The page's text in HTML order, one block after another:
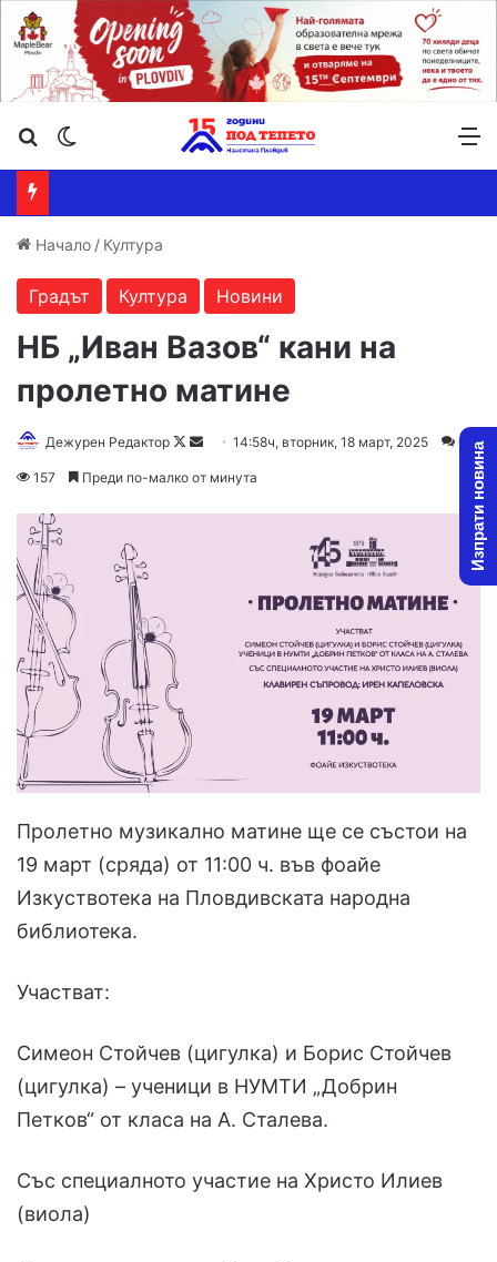
Търсене ...
Начало / Култура
Градът Култура Новини
НБ „Иван Вазов“ кани на
пролетно матине
Дежурен Редактор
Follow
Send14:58ч, вторник, 18 март, 2025 0
157 Преди по-малко от минута
Пролетно музикално матине ще се състои на
19 март (сряда) от 11:00 ч. във фоайе
Изкуствотека на Пловдивската народна
библиотека.
Участват:
Симеон Стойчев (цигулка) и Борис Стойчев
(цигулка) – ученици в НУМТИ „Добрин
Петков“ от класа на А. Сталева.
Със специалното участие на Христо Илиев
(виола)
Изпрати новина